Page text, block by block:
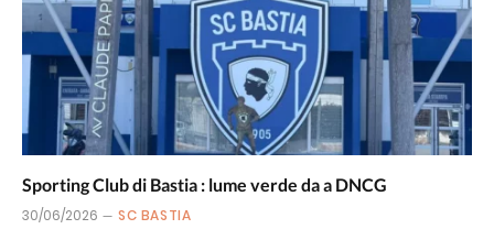
Sporting Club di Bastia : lume verde da a DNCG
30/06/2026 SC BASTIA